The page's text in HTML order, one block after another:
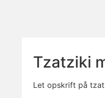
Tzatziki
Let opskrift på